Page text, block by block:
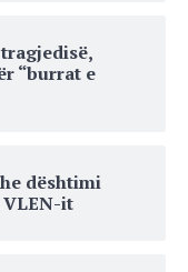
“burrat e
dështimi
it